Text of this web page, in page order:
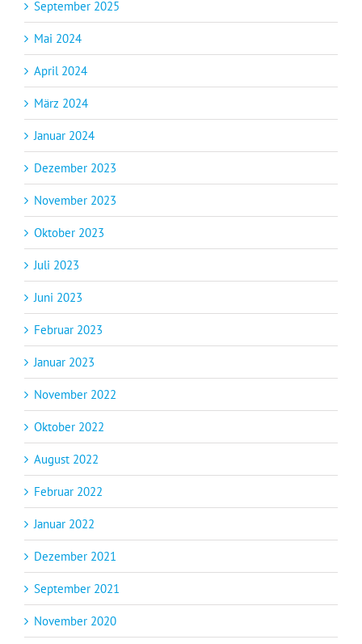
September 2025
Mai 2024
April 2024
März 2024
Januar 2024
Dezember 2023
November 2023
Oktober 2023
Juli 2023
Juni 2023
Februar 2023
Januar 2023
November 2022
Oktober 2022
August 2022
Februar 2022
Januar 2022
Dezember 2021
September 2021
November 2020